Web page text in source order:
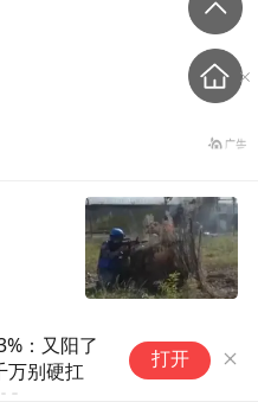
“看人终于不用侧着头
54岁阿姨斜视术后重
打开